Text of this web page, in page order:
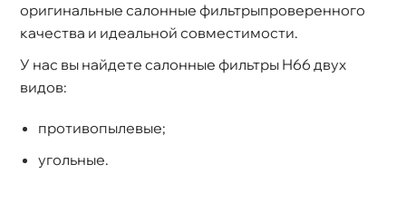
оригинальные салонные фильтрыпроверенного
качества и идеальной совместимости.
У нас вы найдете салонные фильтры Н66 двух
идов:
противопылевые;
угольные.